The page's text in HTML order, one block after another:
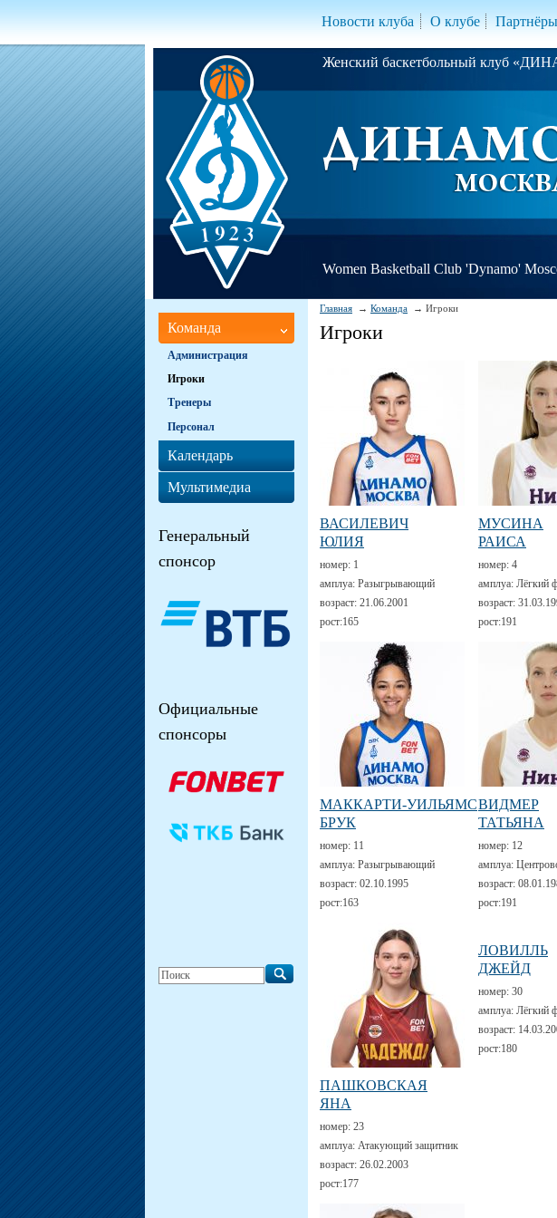
Новости клуба О клубе Партнёры
Женский баскетбольный клуб
Women Basketball Club 'Dynamo'
Главная Команда Игроки
Игроки
ВАСИЛЕВИЧ
ЮЛИЯ
номер: 1
амплуа: Разыгрывающий
возраст: 21.06.2001
рост:165
МУСИНА
РАИСА
номер: 4
амплуа: Лёгкий
возраст:
рост:191
МАККАРТИ-УИЛЬЯМС
БРУК
номер: 11
амплуа: Разыгрывающий
возраст: 02.10.1995
рост:163
ВИДМЕР
ТАТЬЯНА
номер: 12
амплуа:
возраст:
рост:191
ПАШКОВСКАЯ
ЯНА
номер: 23
амплуа: Атакующий защитник
возраст: 26.02.2003
рост:177
ЛОВИЛЛЬ
ДЖЕЙД
номер: 30
амплуа: Лёгкий
возраст:
рост:180
Команда
Администрация
Игроки
Тренеры
Персонал
Календарь
Мультимедиа
Генеральный
спонсор
Официальные
спонсоры